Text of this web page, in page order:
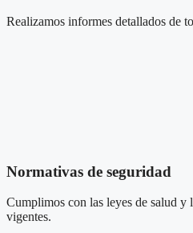
Realizamos informes detallados de
Normativas de seguridad
Cumplimos con las leyes de salud y
vigentes.